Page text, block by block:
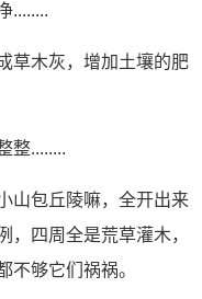
........
草木灰，增加土壤的肥
整........
山包丘陵嘛，全开出来
，四周全是荒草灌木，
不够它们祸祸。